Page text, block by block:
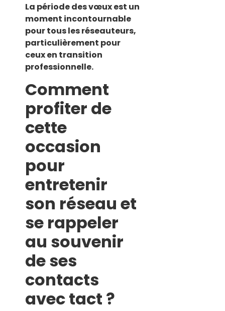
La période des vœux est un
moment incontournable
pour tous les réseauteurs,
particulièrement pour
ceux en transition
professionnelle.
Comment
profiter de
cette
occasion
pour
entretenir
son réseau et
se rappeler
au souvenir
de ses
contacts
avec tact ?